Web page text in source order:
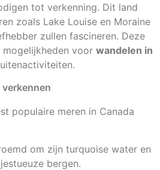
tot verkenning. Dit land
zoals Lake Louise en Moraine
zullen fascineren. Deze
voor wandelen in
verkennen
populaire meren in Canada
om zijn turquoise water en
bergen.